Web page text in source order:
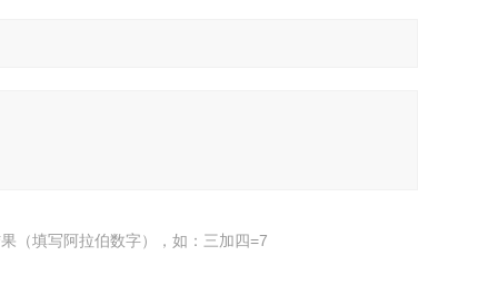
（填写阿拉伯数字），如：三加四=7